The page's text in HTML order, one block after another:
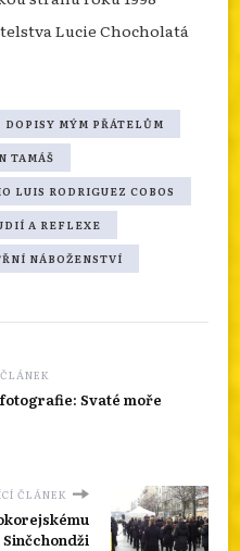
Lucie Chocholatá
DOPISY MÝM PŘÁTELŮM
TAMÁŠ
LUIS RODRIGUEZ COBOS
A REFLEXE
NÁBOŽENSTVÍ
Svaté moře
ČLÁNEK